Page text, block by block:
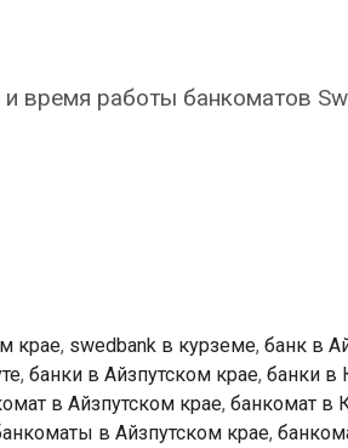
время работы банкоматов
крае, swedbank в курземе, банк в
, банки в Айзпутском крае, банки в
в Айзпутском крае, банкомат в
в Айзпутском крае,